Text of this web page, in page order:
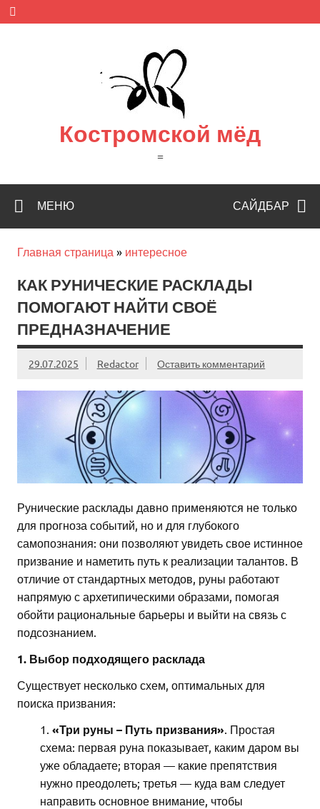
Skip
content
Костромской мёд
=
САЙДБАР
МЕНЮ
Главная страница » интересное
КАК РУНИЧЕСКИЕ РАСКЛАДЫ
ПОМОГАЮТ НАЙТИ СВОЁ
ПРЕДНАЗНАЧЕНИЕ
29.07.2025 Redactor Оставить комментарий
Рунические расклады давно применяются не только
для прогноза событий, но и для глубокого
самопознания: они позволяют увидеть свое истинное
призвание и наметить путь к реализации талантов. В
отличие от стандартных методов, руны работают
напрямую с архетипическими образами, помогая
обойти рациональные барьеры и выйти на связь с
подсознанием.
1. Выбор подходящего расклада
Существует несколько схем, оптимальных для
поиска призвания:
«Три руны – Путь призвания». Простая
схема: первая руна показывает, каким даром вы
уже обладаете; вторая — какие препятствия
нужно преодолеть; третья — куда вам следует
направить основное внимание, чтобы